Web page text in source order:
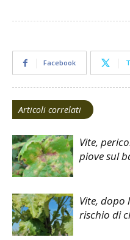
Facebook
Articoli correlati
Vite,
piove sul
Vite, dopo
rischio di